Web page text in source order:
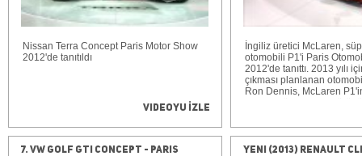
Nissan Terra Concept Paris Motor Show
2012'de tanıtıldı
Videoyu İzle
İngiliz üretici McLaren,
otomobili P1'i Paris
2012'de tanıttı. 2013 yılı
çıkması planlanan
Ron Dennis, McLaren
süper spor otomobil
yükselteceklerini ifade
hem de pistte en iyi
7. VW Golf GTi Concept - Paris
Yeni (2013) Renault